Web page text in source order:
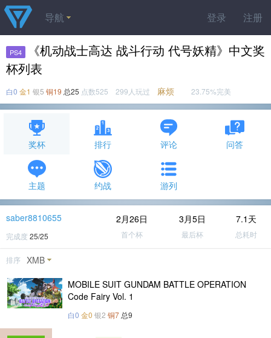
登录 注册
导航
PS4
《机动战士高达 战斗行动 代号妖精》中文奖
杯列表
白0 金1 银5 铜19 总25 点数525 299人玩过 麻烦 23.75%完美
奖杯 排行 评论 问答
主题 约战 游列
saber8810655
完成度 25/25
2月26日
首个杯
3月5日
最后杯
7.1天
总耗时
排序 XMB
MOBILE SUIT GUNDAM BATTLE OPERATION
Code Fairy Vol. 1
白0 金0 银2 铜7 总9